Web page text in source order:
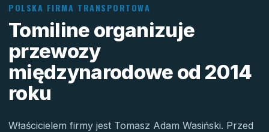
POLSKA FIRMA TRANSPORTOWA
Tomiline organizuje
przewozy
międzynarodowe od 2014
roku
Właścicielem firmy jest Tomasz Adam Wasiński. Przed